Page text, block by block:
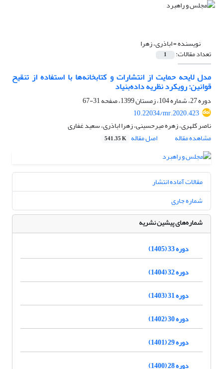
نویسنده =اباذری، زهرا
تعداد مقالات: 1
مدل لایحه حمایت از انتشارات و کتابخانه‌ها با استفاده از تنقیح
قوانین: رویکرد نظریه داده‌بنیاد
دوره 27، شماره 104، زمستان 1399، صفحه
31-67
10.22034/mr.2020.423
ناصر کلهری، زهره میرحسینی، زهرا اباذری، سعید غفاری
مشاهده مقاله
اصل مقاله 541.35 K
مقالات آماده انتشار
شماره جاری
شماره‌های پیشین نشریه
دوره 33 (1405)
دوره 32 (1404)
دوره 31 (1403)
دوره 30 (1402)
دوره 29 (1401)
دوره 28 (1400)